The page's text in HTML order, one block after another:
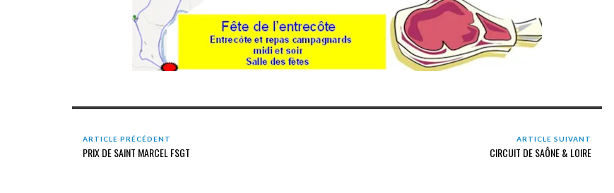
ARTICLE PRÉCÉDENT
PRIX DE SAINT MARCEL FSGT
ARTICLE SUIVANT
CIRCUIT DE SAÔNE & LOIRE